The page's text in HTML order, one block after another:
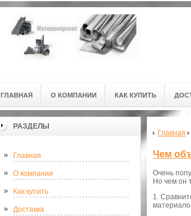
ГЛАВНАЯ О КОМПАНИИ КАК КУПИТЬ
РАЗДЕЛЫ
Главная
О компании
Как купить
Доставка
Главная
Чем
Очень
Но чем он
1.